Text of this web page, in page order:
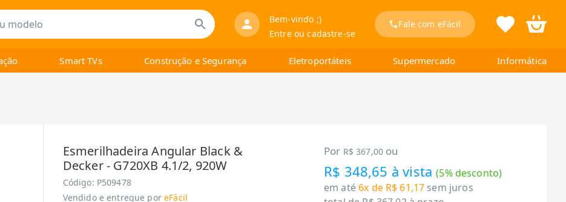
Bem-vindo ;)
Entre ou cadastre-se
Fale com eFácil
Smart TVs Construção e Segurança Eletroportáteis Supermercado Informática
Esmerilhadeira Angular Black &
Decker - G720XB 4.1/2, 920W
Código: P509478
Vendido e entregue por eFácil
Por R$ 367,00 ou
R$ 348,65 à vista(5% desconto)
em até 6x de R$ 61,17 sem juros